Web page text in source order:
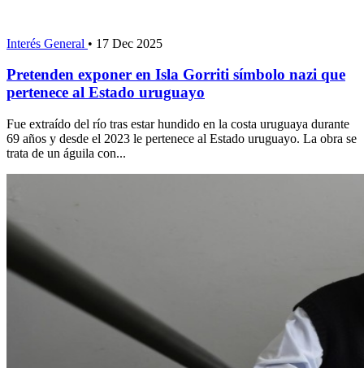
Interés General • 17 Dec 2025
Pretenden exponer en Isla Gorriti símbolo nazi que
pertenece al Estado uruguayo
Fue extraído del río tras estar hundido en la costa uruguaya durante
69 años y desde el 2023 le pertenece al Estado uruguayo. La obra se
trata de un águila con...